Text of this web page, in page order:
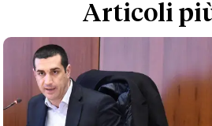
Articoli